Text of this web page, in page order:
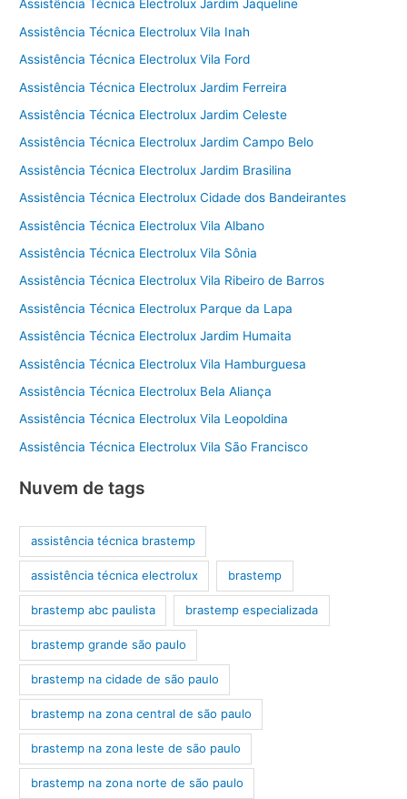
Assistência Técnica Electrolux Jardim Jaqueline
Assistência Técnica Electrolux Vila Inah
Assistência Técnica Electrolux Vila Ford
Assistência Técnica Electrolux Jardim Ferreira
Assistência Técnica Electrolux Jardim Celeste
Assistência Técnica Electrolux Jardim Campo Belo
Assistência Técnica Electrolux Jardim Brasilina
Assistência Técnica Electrolux Cidade dos Bandeirantes
Assistência Técnica Electrolux Vila Albano
Assistência Técnica Electrolux Vila Sônia
Assistência Técnica Electrolux Vila Ribeiro de Barros
Assistência Técnica Electrolux Parque da Lapa
Assistência Técnica Electrolux Jardim Humaita
Assistência Técnica Electrolux Vila Hamburguesa
Assistência Técnica Electrolux Bela Aliança
Assistência Técnica Electrolux Vila Leopoldina
Assistência Técnica Electrolux Vila São Francisco
Nuvem de tags
assistência técnica brastemp
assistência técnica electrolux brastemp
brastemp abc paulista brastemp especializada
brastemp grande são paulo
brastemp na cidade de são paulo
brastemp na zona central de são paulo
brastemp na zona leste de são paulo
brastemp na zona norte de são paulo